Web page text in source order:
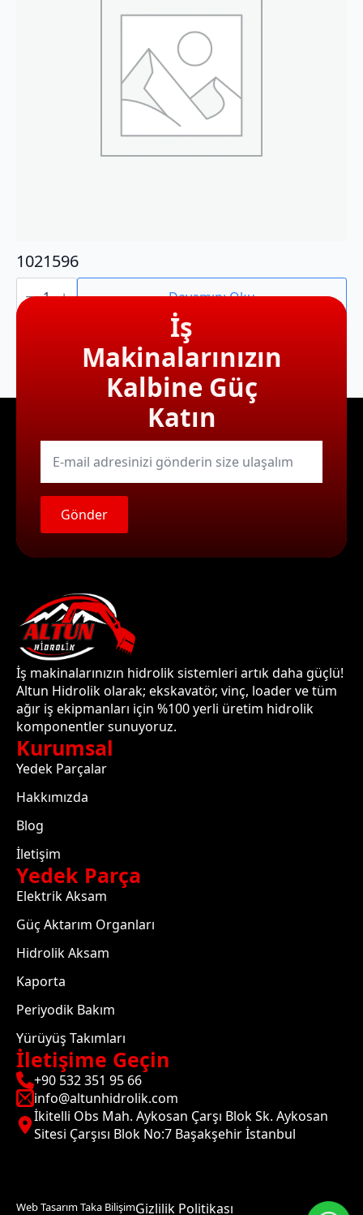
1021596
1021596
adet Devamını Oku
İş
Makinalarınızın
Kalbine Güç
Katın
E-
mail
Gönder
İş makinalarınızın hidrolik sistemleri artık daha güçlü!
Altun Hidrolik olarak; ekskavatör, vinç, loader ve tüm
ağır iş ekipmanları için %100 yerli üretim hidrolik
komponentler sunuyoruz.
Kurumsal
Yedek Parçalar
Hakkımızda
Blog
İletişim
Yedek Parça
Elektrik Aksam
Güç Aktarım Organları
Hidrolik Aksam
Kaporta
Periyodik Bakım
Yürüyüş Takımları
İletişime Geçin
+90 532 351 95 66
info@altunhidrolik.com
İkitelli Obs Mah. Aykosan Çarşı Blok Sk. Aykosan
Sitesi Çarşısı Blok No:7 Başakşehir İstanbul
Web Tasarım Taka BilişimGizlilik Politikası